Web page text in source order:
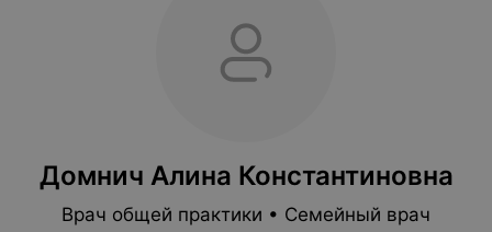
Домнич Алина Константиновна
Врач общей практики • Семейный врач